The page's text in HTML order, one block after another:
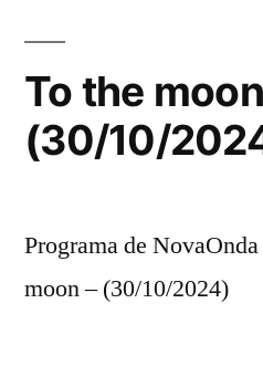
To the
(30/10/
Programa de
moon – (30/10/2024)